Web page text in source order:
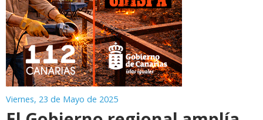
Viernes, 23 de Mayo de 2025